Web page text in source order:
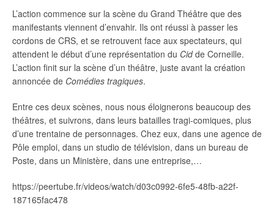
L’action commence sur la scène du Grand Théâtre que des
manifestants viennent d’envahir. Ils ont réussi à passer les
cordons de CRS, et se retrouvent face aux spectateurs, qui
attendent le début d’une représentation du Cidde Corneille.
L’action finit sur la scène d’un théâtre, juste avant la création
annoncée de Comédies tragiques.
Entre ces deux scènes, nous nous éloignerons beaucoup des
théâtres, et suivrons, dans leurs batailles tragi-comiques, plus
d’une trentaine de personnages. Chez eux, dans une agence de
Pôle emploi, dans un studio de télévision, dans un bureau de
Poste, dans un Ministère, dans une entreprise,…
https://peertube.fr/videos/watch/d03c0992-6fe5-48fb-a22f-
187165fac478